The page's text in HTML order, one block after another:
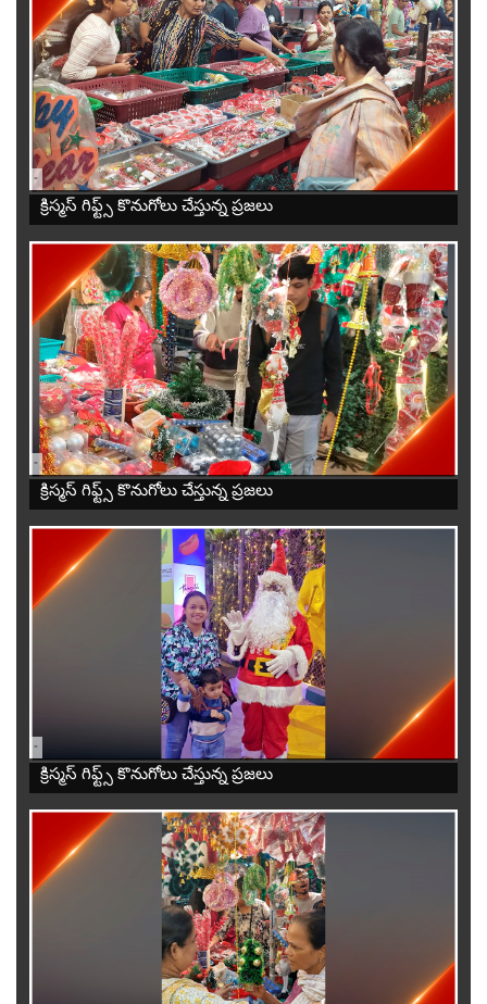
-
క్రిస్మస్ గిఫ్ట్స్ కొనుగోలు చేస్తున్న ప్రజలు
-
క్రిస్మస్ గిఫ్ట్స్ కొనుగోలు చేస్తున్న ప్రజలు
-
క్రిస్మస్ గిఫ్ట్స్ కొనుగోలు చేస్తున్న ప్రజలు